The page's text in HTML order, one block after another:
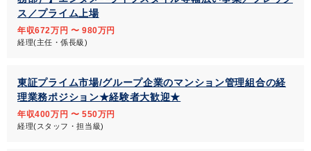
ス／プライム上場
年収672万円 〜 980万円
経理(主任・係長級)
東証プライム市場/グループ企業のマンション管理組合の経
理業務ポジション★経験者大歓迎★
年収400万円 〜 550万円
経理(スタッフ・担当級)